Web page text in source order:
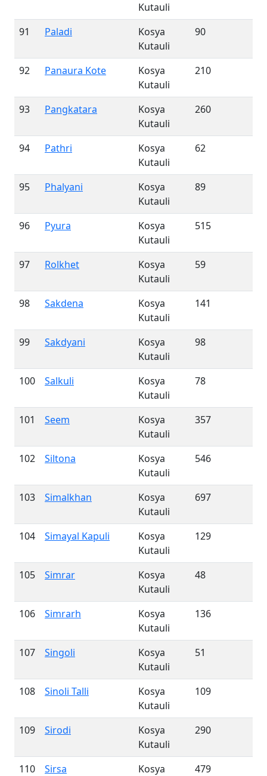
Kutauli
91 Paladi
Kosya
Kutauli
90
92 Panaura Kote
Kosya
Kutauli
210
93 Pangkatara
Kosya
Kutauli
260
94 Pathri
Kosya
Kutauli
62
95 Phalyani
Kosya
Kutauli
89
96 Pyura
Kosya
Kutauli
515
97 Rolkhet
Kosya
Kutauli
59
98 Sakdena
Kosya
Kutauli
141
99 Sakdyani
Kosya
Kutauli
98
100 Salkuli
Kosya
Kutauli
78
101 Seem
Kosya
Kutauli
357
102 Siltona
Kosya
Kutauli
546
103 Simalkhan
Kosya
Kutauli
697
104 Simayal Kapuli
Kosya
Kutauli
129
105 Simrar
Kosya
Kutauli
48
106 Simrarh
Kosya
Kutauli
136
107 Singoli
Kosya
Kutauli
51
108 Sinoli Talli
Kosya
Kutauli
109
109 Sirodi
Kosya
Kutauli
290
110 Sirsa
Kosya
479